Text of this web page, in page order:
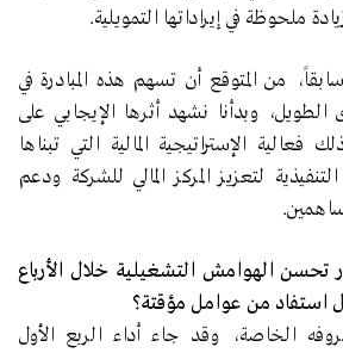
ملحوظة في إيراداتها التمويلية.
من المتوقع أن تسهم هذه المبادرة في
الطويل، وبدأنا نشهد أثرها الإيجابي على
الإستراتيجية المالية التي تبناها
لتعزيز المركز المالي للشركة ودعم
تحسن الهوامش التشغيلية خلال الأرباع
استفاد من عوامل مؤقتة؟
الخاصة، وقد جاء أداء الربع الأول